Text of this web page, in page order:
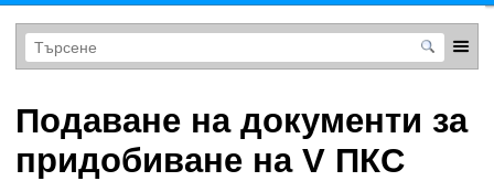
Подаване на документи за
придобиване на V ПКС